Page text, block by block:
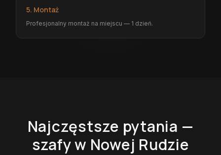
5. Montaż
Profesjonalny montaż na miejscu — 1 dzień.
Najczęstsze pytania —
szafyw Nowej Rudzie